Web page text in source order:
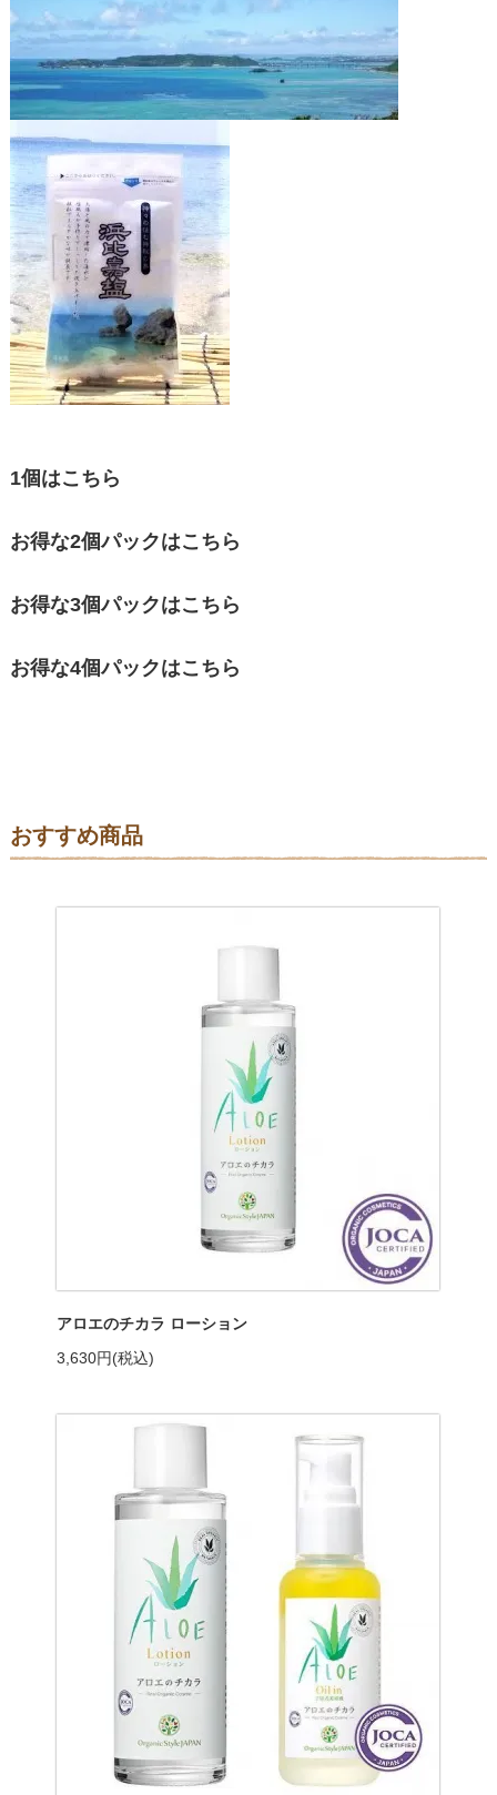
1個はこちら
お得な2個パックはこちら
お得な3個パックはこちら
お得な4個パックはこちら
おすすめ商品
アロエのチカラ ローション
3,630円(税込)